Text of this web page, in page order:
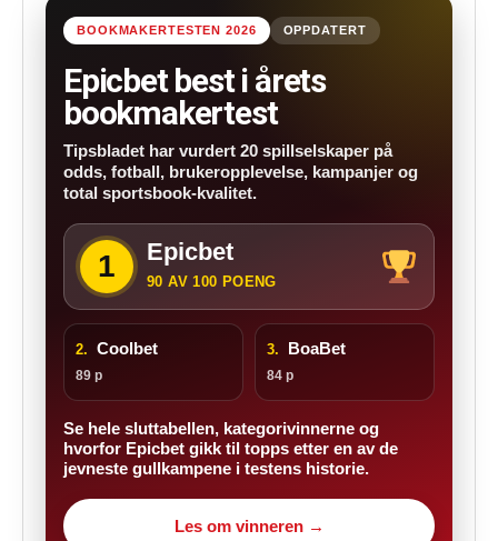
BOOKMAKERTESTEN 2026 OPPDATERT
Epicbet best i årets
bookmakertest
Tipsbladet har vurdert 20 spillselskaper på
odds, fotball, brukeropplevelse, kampanjer og
total sportsbook-kvalitet.
1 Epicbet
90 AV 100 POENG
2. Coolbet
89 p
3. BoaBet
84 p
Se hele sluttabellen, kategorivinnerne og
hvorfor Epicbet gikk til topps etter en av de
jevneste gullkampene i testens historie.
Les om vinneren →